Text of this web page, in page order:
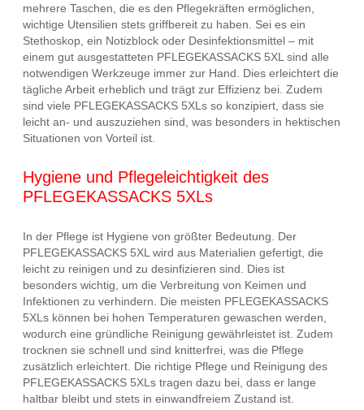
mehrere Taschen, die es den Pflegekräften ermöglichen,
wichtige Utensilien stets griffbereit zu haben. Sei es ein
Stethoskop, ein Notizblock oder Desinfektionsmittel – mit
einem gut ausgestatteten PFLEGEKASSACKS 5XL sind alle
notwendigen Werkzeuge immer zur Hand. Dies erleichtert die
tägliche Arbeit erheblich und trägt zur Effizienz bei. Zudem
sind viele PFLEGEKASSACKS 5XLs so konzipiert, dass sie
leicht an- und auszuziehen sind, was besonders in hektischen
Situationen von Vorteil ist.
Hygiene und Pflegeleichtigkeit des
PFLEGEKASSACKS 5XLs
In der Pflege ist Hygiene von größter Bedeutung. Der
PFLEGEKASSACKS 5XL wird aus Materialien gefertigt, die
leicht zu reinigen und zu desinfizieren sind. Dies ist
besonders wichtig, um die Verbreitung von Keimen und
Infektionen zu verhindern. Die meisten PFLEGEKASSACKS
5XLs können bei hohen Temperaturen gewaschen werden,
wodurch eine gründliche Reinigung gewährleistet ist. Zudem
trocknen sie schnell und sind knitterfrei, was die Pflege
zusätzlich erleichtert. Die richtige Pflege und Reinigung des
PFLEGEKASSACKS 5XLs tragen dazu bei, dass er lange
haltbar bleibt und stets in einwandfreiem Zustand ist.